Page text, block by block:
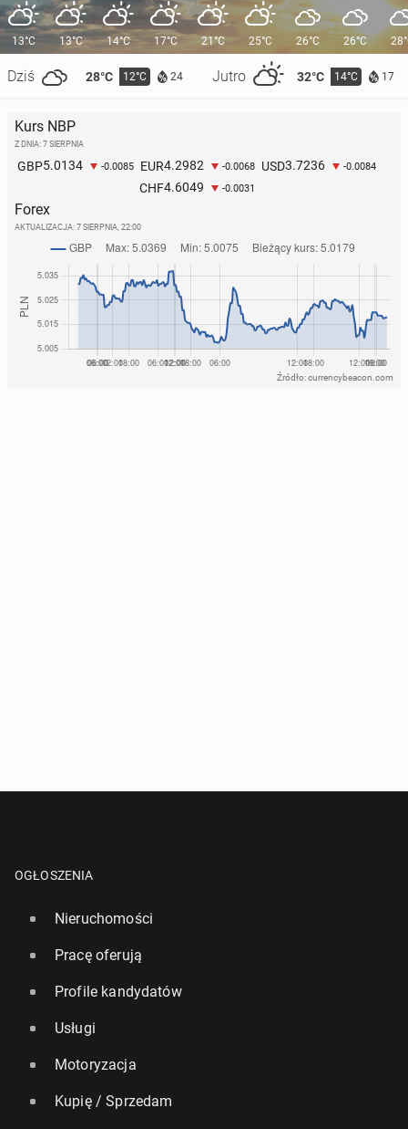
13°C
Dziś 28°C 12°C 24 Jutro 32°C 14°C 17
13°C 14°C 17°C 21°C 25°C 26°C 26°C
Kurs NBP
Z DNIA: 7 SIERPNIA
GBP5.0134 -0.0085 EUR4.2982 -0.0068 USD3.7236 -0.0084
CHF4.6049 -0.0031
Forex
AKTUALIZACJA: 7 SIERPNIA, 22:00
Źródło: currencybeacon.com
OGŁOSZENIA
Nieruchomości
Pracę oferują
Profile kandydatów
Usługi
Motoryzacja
Kupię / Sprzedam